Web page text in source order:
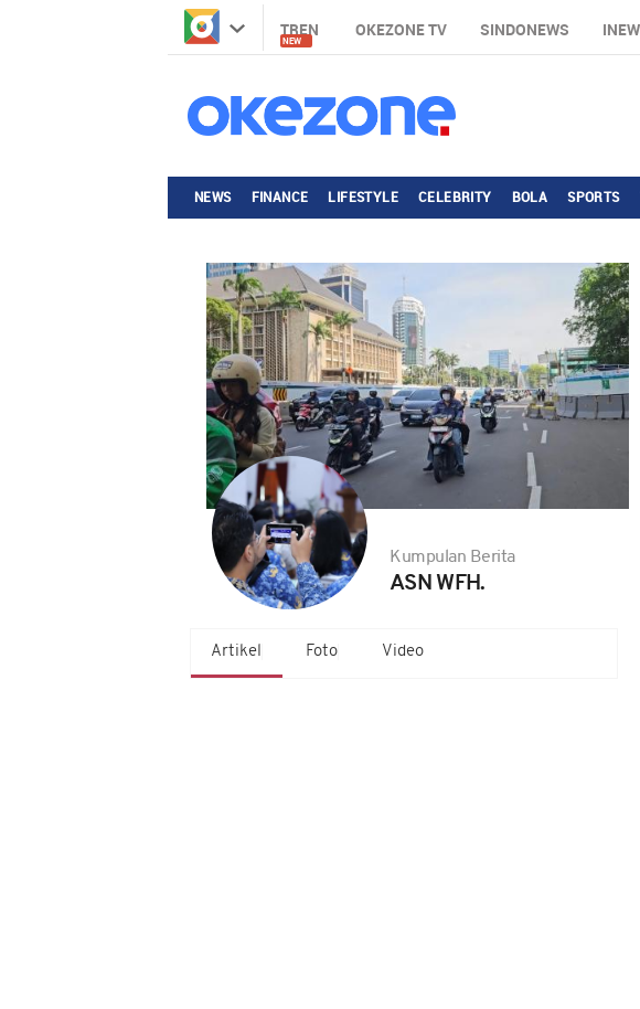
TREN
NEW
OKEZONE TV SINDONEWS
NEWS FINANCE LIFESTYLE CELEBRITY BOLA SPORTS
Kumpulan Berita
ASN WFH.
Artikel Foto Video